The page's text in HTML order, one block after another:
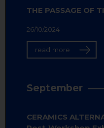
THE PASSAGE OF
26/10/2024
read more
September
CERAMICS